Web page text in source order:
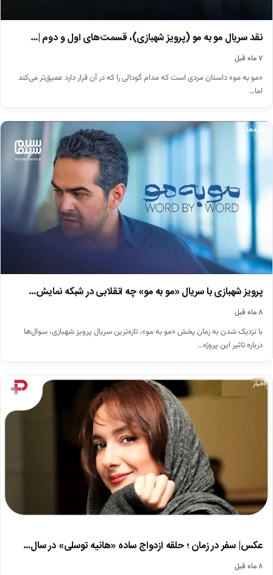
نقد سریال مو به مو (پرویز شهبازی)، قسمت‌های اول و دوم |…
۷ ماه قبل
«مو به مو» داستان مردی است که مدام گودالی را که در آن قرار دارد عمیق‌تر می‌کند
اما…
چهره‌ها
پرویز شهبازی با سریال «مو به مو» چه انقلابی در شبکه نمایش…
۸ ماه قبل
با نزدیک شدن به زمان پخش «مو به مو»، تازه‌ترین سریال پرویز شهبازی، سوال‌ها
درباره تاثیر این پروژه…
اخبار
عکس| سفر در زمان ؛ حلقه ازدواج ساده «هانیه توسلی» در سال…
۸ ماه قبل